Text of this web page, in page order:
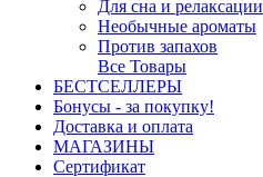
Для сна и релаксации
Необычные ароматы
Против запахов
Все Товары
БЕСТСЕЛЛЕРЫ
Бонусы - за покупку!
Доставка и оплата
МАГАЗИНЫ
Cертификат